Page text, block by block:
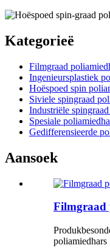
Kategorieë
Filmgraad
Ingenieursplastiek
Hoëspoed spin
Siviele spingraad
Industriële
Spesiale
Gedifferensieerde
Aansoek
Filmgraad